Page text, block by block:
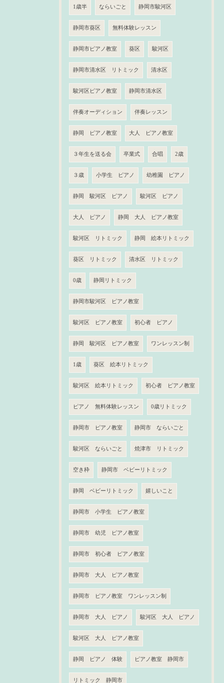
1歳半 ならいごと 静岡市駿河区
静岡市葵区 無料体験レッスン
静岡市ピアノ教室 葵区 駿河区
静岡市清水区 リトミック 清水区
駿河区ピアノ教室 静岡市清水区
伴奏オーディション 伴奏レッスン
静岡 ピアノ教室 大人 ピアノ教室
３年生を送る会 卒業式 合唱 2歳
３歳 小学生 ピアノ 幼稚園 ピアノ
静岡 駿河区 ピアノ 駿河区 ピアノ
大人 ピアノ 静岡 大人 ピアノ教室
駿河区 リトミック 静岡 絵本リトミック
葵区 リトミック 清水区 リトミック
0歳 静岡リトミック
静岡市駿河区 ピアノ教室
駿河区 ピアノ教室 初心者 ピアノ
静岡 駿河区 ピアノ教室 ワンレッスン制
1歳 葵区 絵本リトミック
駿河区 絵本リトミック 初心者 ピアノ教室
ピアノ 無料体験レッスン 0歳リトミック
静岡市 ピアノ教室 静岡市 ならいごと
駿河区 ならいごと 焼津市 リトミック
空き枠 静岡市 ベビーリトミック
静岡 ベビーリトミック 嬉しいこと
静岡市 小学生 ピアノ教室
静岡市 幼児 ピアノ教室
静岡市 初心者 ピアノ教室
静岡市 大人 ピアノ教室
静岡市 ピアノ教室 ワンレッスン制
静岡市 大人 ピアノ 駿河区 大人 ピアノ
駿河区 大人 ピアノ教室
静岡 ピアノ 体験 ピアノ教室 静岡市
リトミック 静岡市